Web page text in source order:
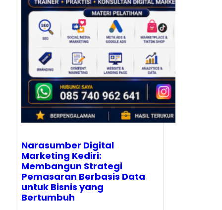
Narasumber Digital
Marketing Kediri:
Membangun Strategi
Pemasaran Berbasis Data
untuk Bisnis yang
Bertumbuh